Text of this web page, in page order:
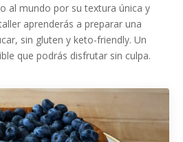
al mundo por su textura única y
aprenderás a preparar una
sin gluten y keto-friendly. Un
que podrás disfrutar sin culpa.